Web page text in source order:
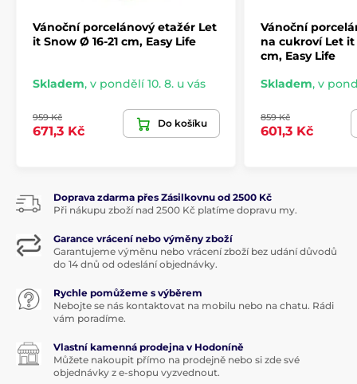
Vánoční porcelánový etažér Let
it Snow Ø 16-21 cm, Easy Life
Skladem, v pondělí 10. 8. u vás
959 Kč
671,3 Kč
Do košíku
Vánoční
na cukroví Let it
cm, Easy Life
Skladem, v
859 Kč
601,3 Kč
Doprava zdarma přes Zásilkovnu od 2500 Kč
Při nákupu zboží nad 2500 Kč platíme dopravu my.
Garance vrácení nebo výměny zboží
Garantujeme výměnu nebo vrácení zboží bez udání důvodů
do 14 dnů od odeslání objednávky.
Rychle pomůžeme s výběrem
Nebojte se nás kontaktovat na mobilu nebo na chatu. Rádi
vám poradíme.
Vlastní kamenná prodejna v Hodoníně
Můžete nakoupit přímo na prodejně nebo si zde své
objednávky z e-shopu vyzvednout.